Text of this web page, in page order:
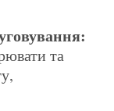
та